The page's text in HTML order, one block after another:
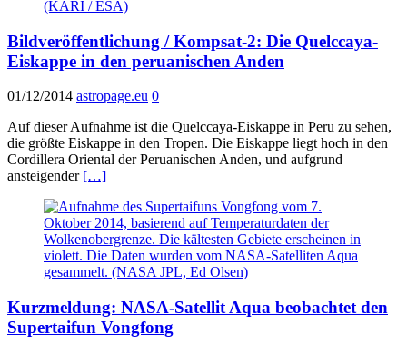
Bildveröffentlichung / Kompsat-2: Die Quelccaya-
Eiskappe in den peruanischen Anden
01/12/2014 astropage.eu 0
Auf dieser Aufnahme ist die Quelccaya-Eiskappe in Peru zu sehen,
die größte Eiskappe in den Tropen. Die Eiskappe liegt hoch in den
Cordillera Oriental der Peruanischen Anden, und aufgrund
ansteigender […]
Kurzmeldung: NASA-Satellit Aqua beobachtet den
Supertaifun Vongfong